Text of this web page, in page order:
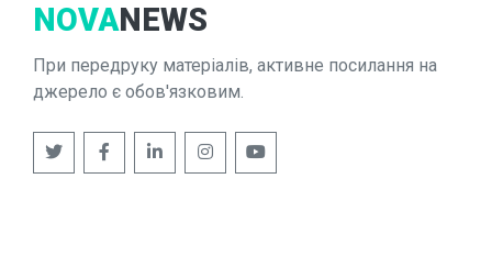
NOVANEWS
При передруку матеріалів, активне посилання на
джерело є обов'язковим.